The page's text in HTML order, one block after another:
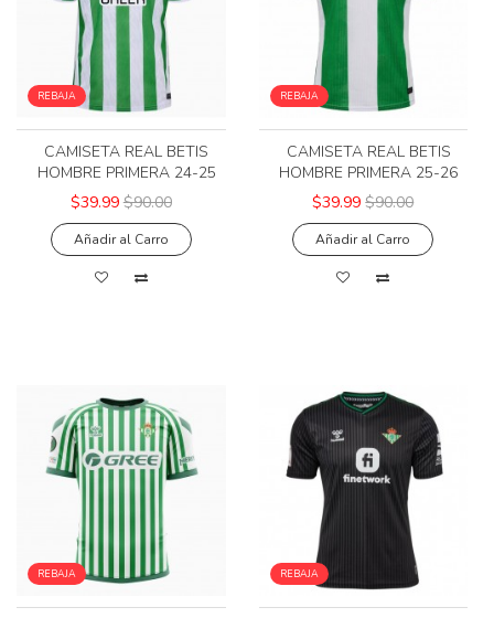
REBAJA
CAMISETA REAL BETIS
HOMBRE PRIMERA 24-25
$39.99 $90.00
Añadir al Carro
REBAJA
CAMISETA REAL BETIS
HOMBRE PRIMERA 25-26
$39.99 $90.00
Añadir al Carro
REBAJA REBAJA